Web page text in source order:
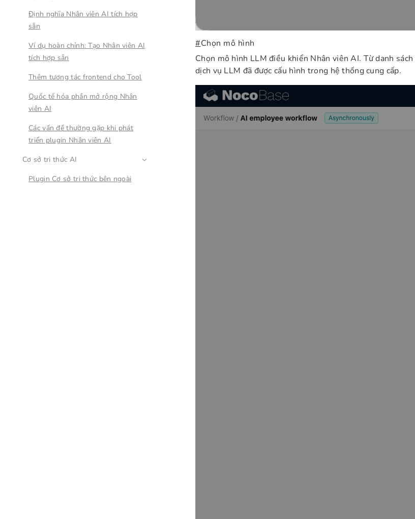
Định nghĩa Nhân viên AI tích hợp
sẵn
Ví dụ hoàn chỉnh: Tạo Nhân viên AI
tích hợp sẵn
Thêm tương tác frontend cho Tool
Quốc tế hóa phần mở rộng Nhân
viên AI
Các vấn đề thường gặp khi phát
triển plugin Nhân viên AI
Cơ sở tri thức AI
Plugin Cơ sở tri thức bên ngoài
#Chọn mô hình
Chọn mô hình LLM điều khiển Nhân viên AI. Từ danh
dịch vụ LLM đã được cấu hình trong hệ thống cung cấp.